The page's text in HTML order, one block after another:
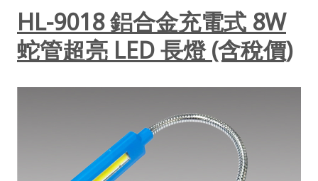
HL-9018 鋁合金充電式 8W
蛇管超亮 LED 長燈 (含稅價)